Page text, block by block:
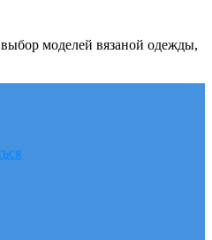
моделей вязаной одежды,